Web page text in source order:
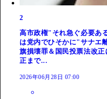
2
高市政権"それ急ぐ必要あ
は党内でひそかに"サナエ
旗損壊罪＆国民投票法改
正まで...
2026年06月28日 07:00